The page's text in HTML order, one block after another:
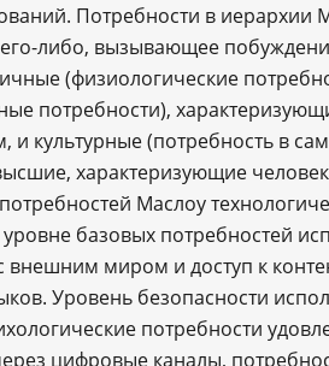
Потребности в иерархии
либо, вызывающее
(физиологические
потребности),
и культурные (потребность в
характеризующие
Маслоу
базовых потребностей
миром и доступ к
Уровень безопасности
потребности
цифровые каналы,